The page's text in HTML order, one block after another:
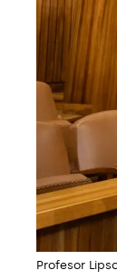
Profesor